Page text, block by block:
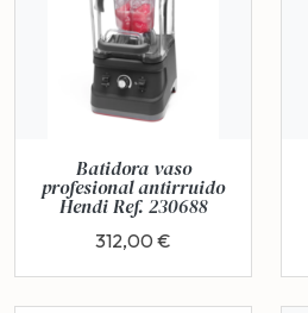
Batidora vaso
profesional antirruido
Hendi Ref. 230688
312,00 €